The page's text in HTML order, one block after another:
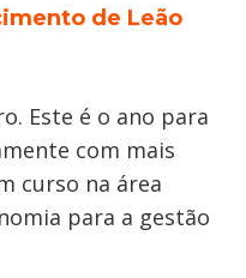
de Leão
Este é o ano para
com mais
curso na área
para a gestão